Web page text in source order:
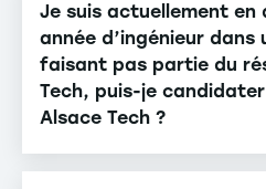
Je suis actuellement en
année d’ingénieur dans
faisant pas partie du
Tech, puis-je candidater
Alsace Tech ?
Non, la formation est